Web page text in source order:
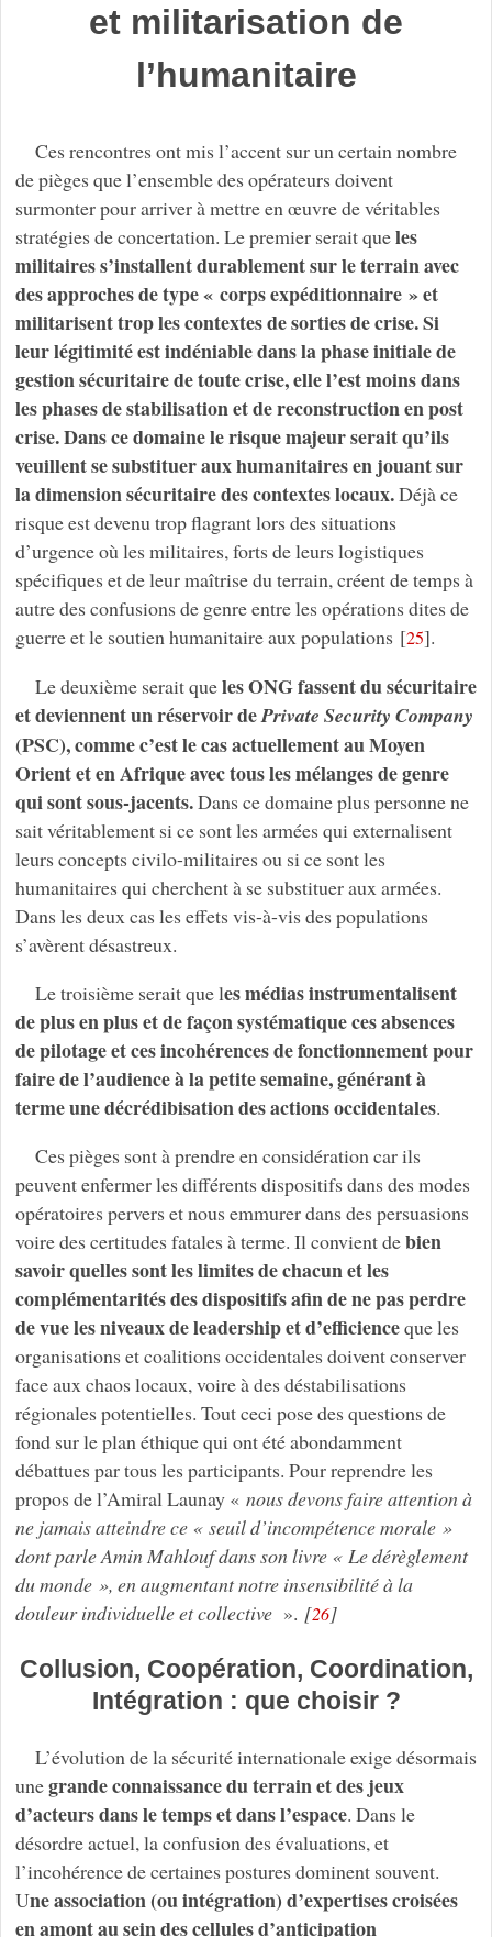
et militarisation de
l’humanitaire
Ces rencontres ont mis l’accent sur un certain nombre
de pièges que l’ensemble des opérateurs doivent
surmonter pour arriver à mettre en œuvre de véritables
stratégies de concertation. Le premier serait queles
militaires s’installent durablement sur le terrain avec
des approches de type « corps expéditionnaire » et
militarisent trop les contextes de sorties de crise. Si
leur légitimité est indéniable dans la phase initiale de
gestion sécuritaire de toute crise, elle l’est moins dans
les phases de stabilisation et de reconstruction en post
crise. Dans ce domaine le risque majeur serait qu’ils
veuillent se substituer aux humanitaires en jouant sur
la dimension sécuritaire des contextes locaux.Déjà ce
risque est devenu trop flagrant lors des situations
d’urgence où les militaires, forts de leurs logistiques
spécifiques et de leur maîtrise du terrain, créent de temps à
autre des confusions de genre entre les opérations dites de
guerre et le soutien humanitaire aux populations [25].
Le deuxième serait queles ONG fassent du sécuritaire
et deviennent un réservoir dePrivate Security Company
(PSC), comme c’est le cas actuellement au Moyen
Orient et en Afrique avec tous les mélanges de genre
qui sont sous-jacents.Dans ce domaine plus personne ne
sait véritablement si ce sont les armées qui externalisent
leurs concepts civilo-militaires ou si ce sont les
humanitaires qui cherchent à se substituer aux armées.
Dans les deux cas les effets vis-à-vis des populations
s’avèrent désastreux.
Le troisième serait que les médias instrumentalisent
de plus en plus et de façon systématique ces absences
de pilotage et ces incohérences de fonctionnementpour
faire de l’audience à la petite semaine, générant à
terme une décrédibisation des actions occidentales.
Ces pièges sont à prendre en considération car ils
peuvent enfermer les différents dispositifs dans des modes
opératoires pervers et nous emmurer dans des persuasions
voire des certitudes fatales à terme. Il convient debien
savoir quelles sont les limites de chacun et les
complémentarités des dispositifs afin de ne pas perdre
de vue les niveaux de leadershipet d’efficienceque les
organisations et coalitions occidentales doivent conserver
face aux chaos locaux, voire à des déstabilisations
régionales potentielles. Tout ceci pose des questions de
fond sur le plan éthique qui ont été abondamment
débattues par tous les participants. Pour reprendre les
propos de l’Amiral Launay « nous devons faire attention à
ne jamais atteindre ce « seuil d’incompétence morale »
dont parle Amin Mahlouf dans son livre « Le dérèglement
du monde », en augmentant notre insensibilité à la
douleur individuelle et collective ». [26]
Collusion, Coopération, Coordination,
Intégration : que choisir ?
L’évolution de la sécurité internationale exige désormais
unegrande connaissance du terrain et des jeux
d’acteurs dans le temps et dans l’espace. Dans le
désordre actuel, la confusion des évaluations, et
l’incohérence de certaines postures dominent souvent.
Une association (ou intégration) d’expertises croisées
en amont au sein des cellules d’anticipation